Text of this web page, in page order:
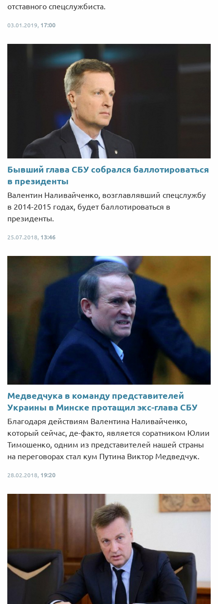
отставного спецслужбиста.
03.01.2019, 17:00
Бывший глава СБУ собрался баллотироваться
в президенты
Валентин Наливайченко, возглавлявший спецслужбу
в 2014-2015 годах, будет баллотироваться в
президенты.
25.07.2018, 13:46
Медведчука в команду представителей
Украины в Минске протащил экс-глава СБУ
Благодаря действиям Валентина Наливайченко,
который сейчас, де-факто, является соратником Юлии
Тимошенко, одним из представителей нашей страны
на переговорах стал кум Путина Виктор Медведчук.
28.02.2018, 19:20